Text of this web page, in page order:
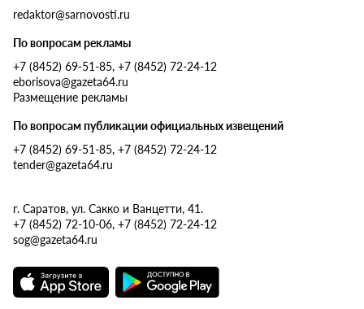
redaktor@sarnovosti.ru
По вопросам рекламы
+7 (8452) 69-51-85, +7 (8452) 72-24-12
eborisova@gazeta64.ru
Размещение рекламы
По вопросам публикации официальных извещений
+7 (8452) 69-51-85, +7 (8452) 72-24-12
tender@gazeta64.ru
г. Саратов, ул. Сакко и Ванцетти, 41.
+7 (8452) 72-10-06, +7 (8452) 72-24-12
sog@gazeta64.ru